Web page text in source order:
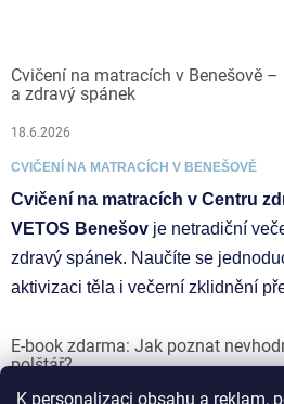
K personalizaci obsahu a reklam,
Cvičení na matracích v Benešově
a zdravý spánek
18.6.2026
CVIČENÍ NA MATRACÍCH V BENEŠOVĚ
Cvičení na matracích v Centru
VETOS Benešov je netradiční
zdravý spánek. Naučíte se
aktivizaci těla i večerní zklidnění
E-book zdarma: Jak poznat
polštář?